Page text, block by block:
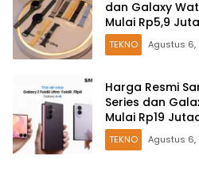
dan Galaxy
Mulai Rp5,9
TEKNO Agustus 6,
Harga Resmi
Series dan
Mulai Rp19
TEKNO Agustus 6,